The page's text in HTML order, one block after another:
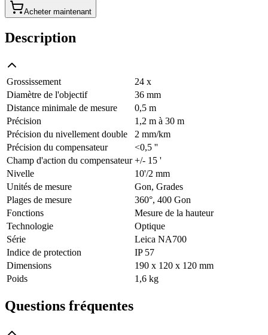
Acheter maintenant
Description
Grossissement
24 x
Diamètre de l'objectif
36 mm
Distance minimale de mesure
0,5 m
Précision
1,2 m à 30 m
Précision du nivellement double
2 mm/km
Précision du compensateur
<0,5 ''
Champ d'action du compensateur +/- 15 '
Nivelle
10'/2 mm
Unités de mesure
Gon, Grades
Plages de mesure
360°, 400 Gon
Fonctions
Mesure de la hauteur
Technologie
Optique
Série
Leica NA700
Indice de protection
IP 57
Dimensions
190 x 120 x 120 mm
Poids
1,6 kg
Questions fréquentes